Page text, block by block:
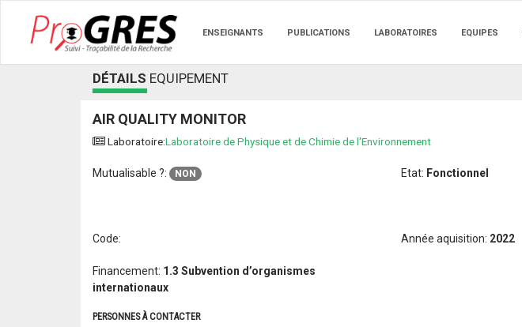
ENSEIGNANTS PUBLICATIONS LABORATOIRES EQUIPES
DÉTAILS EQUIPEMENT
AIR QUALITY MONITOR
Laboratoire:Laboratoire de Physique et de Chimie de l'Environnement
Mutualisable ?: NON Etat: Fonctionnel
Code: Année aquisition: 2022
Financement: 1.3 Subvention d’organismes
internationaux
PERSONNES À CONTACTER